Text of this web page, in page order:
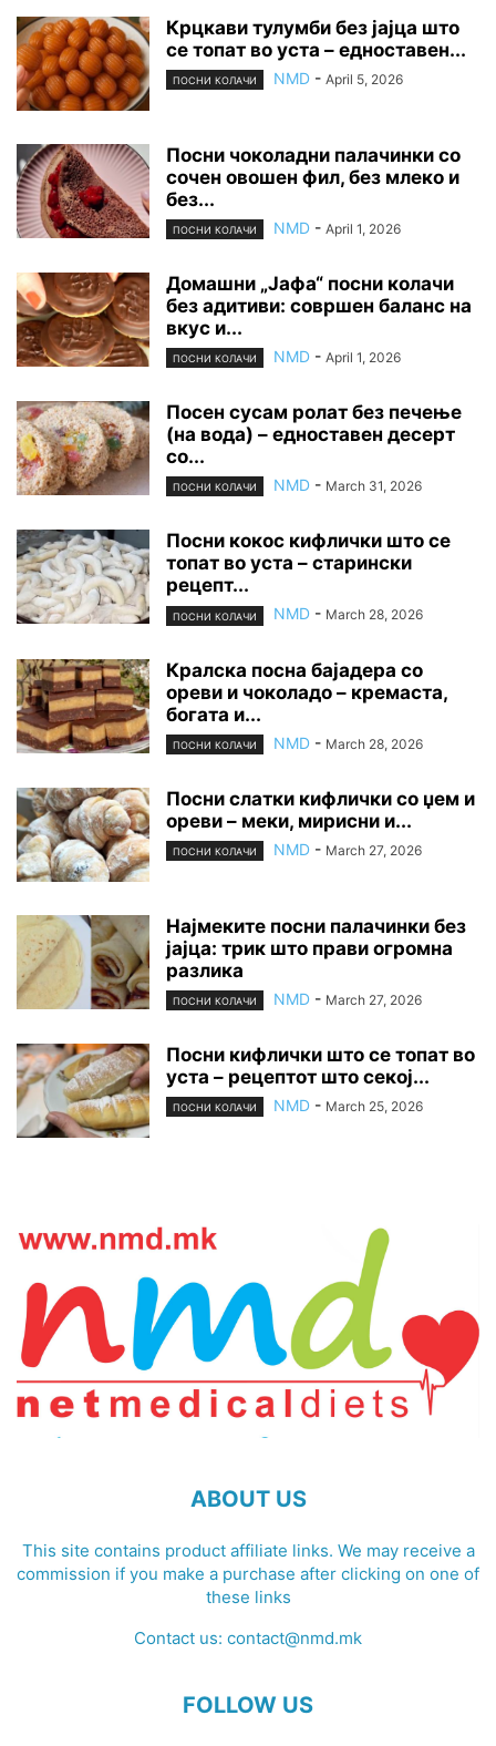
Крцкави тулумби без јајца што
се топат во уста – едноставен...
ПОСНИ КОЛАЧИ NMD - April 5, 2026
Посни чоколадни палачинки со
сочен овошен фил, без млеко и
без...
ПОСНИ КОЛАЧИ NMD - April 1, 2026
Домашни „Јафа“ посни колачи
без адитиви: совршен баланс на
вкус и...
ПОСНИ КОЛАЧИ NMD - April 1, 2026
Посен сусам ролат без печење
(на вода) – едноставен десерт
со...
ПОСНИ КОЛАЧИ NMD - March 31, 2026
Посни кокос кифлички што се
топат во уста – старински
рецепт...
ПОСНИ КОЛАЧИ NMD - March 28, 2026
Кралска посна бајадера со
ореви и чоколадо – кремаста,
богата и...
ПОСНИ КОЛАЧИ NMD - March 28, 2026
Посни слатки кифлички со џем и
ореви – меки, мирисни и...
ПОСНИ КОЛАЧИ NMD - March 27, 2026
Најмеките посни палачинки без
јајца: трик што прави огромна
разлика
ПОСНИ КОЛАЧИ NMD - March 27, 2026
Посни кифлички што се топат во
уста – рецептот што секој...
ПОСНИ КОЛАЧИ NMD - March 25, 2026
ABOUT US
This site contains product affiliate links. We may receive a
commission if you make a purchase after clicking on one of
these links
Contact us: contact@nmd.mk
FOLLOW US